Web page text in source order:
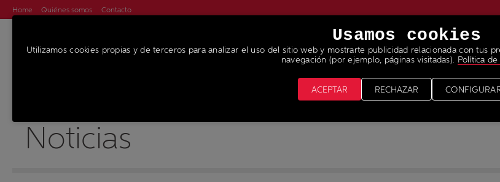
Home Quiénes somos Contacto
MÁQUINAS SERVICIOS NOTICIAS & MEDIA ÚNETE A
Noticias
Usamos cookies
Utilizamos cookies propias y de terceros para analizar el uso del sitio web y mostrarte publicidad relacionada con tus
navegación (por ejemplo, páginas visitadas). Política
RECHAZAR
ACEPTAR